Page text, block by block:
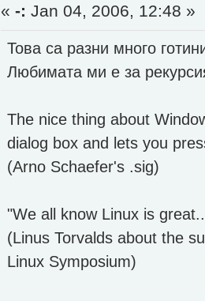
«-: Jan 04, 2006, 12:48 »
Това са разни много
Любимата ми е за
The nice thing about
dialog box and lets you
(Arno Schaefer's .sig)
"We all know Linux is
(Linus Torvalds about the
Linux Symposium)